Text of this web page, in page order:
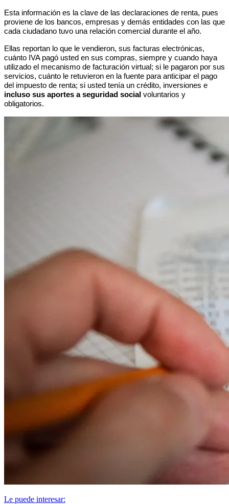
Esta información es la clave de las declaraciones de renta, pues
proviene de los bancos, empresas y demás entidades con las que
cada ciudadano tuvo una relación comercial durante el año.
Ellas reportan lo que le vendieron, sus facturas electrónicas,
cuánto IVA pagó usted en sus compras, siempre y cuando haya
utilizado el mecanismo de facturación virtual; si le pagaron por sus
servicios, cuánto le retuvieron en la fuente para anticipar el pago
incluso sus aportes a seguridad social voluntarios y
obligatorios.
Le puede interesar: